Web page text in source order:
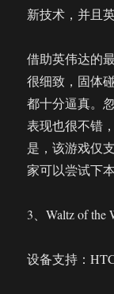
新技术，并且
借助英伟达的
很细致，固体
都十分逼真。
表现也很不错
是，该游戏仅
家可以尝试下
3、Waltz of the
设备支持：